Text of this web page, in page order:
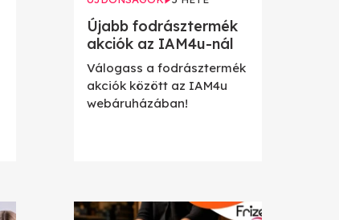
Újabb fodrásztermék
akciók az IAM4u-nál
Válogass a fodrásztermék
akciók között az IAM4u
webáruházában!